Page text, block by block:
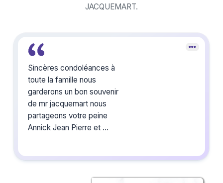
JACQUEMART.
Sincères condoléances à
toute la famille nous
garderons un bon souvenir
de mr jacquemart nous
partageons votre peine
Annick Jean Pierre et